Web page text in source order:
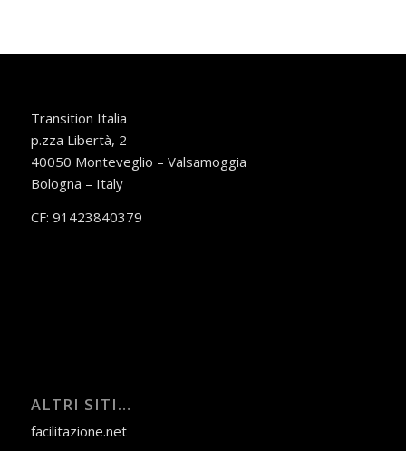
Transition Italia
p.zza Libertà, 2
40050 Monteveglio – Valsamoggia
Bologna – Italy
CF: 91423840379
ALTRI SITI…
facilitazione.net